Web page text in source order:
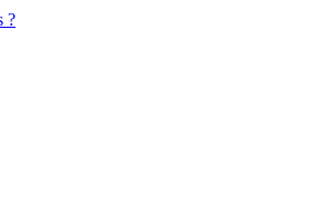
?